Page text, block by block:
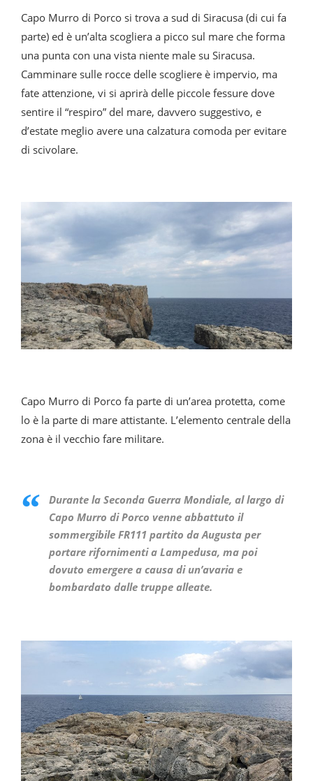
Capo Murro di Porco si trova a sud di Siracusa (di cui fa
parte) ed è un’alta scogliera a picco sul mare che forma
una punta con una vista niente male su Siracusa.
Camminare sulle rocce delle scogliere è impervio, ma
fate attenzione, vi si aprirà delle piccole fessure dove
sentire il “respiro” del mare, davvero suggestivo, e
d’estate meglio avere una calzatura comoda per evitare
di scivolare.
Capo Murro di Porco fa parte di un’area protetta, come
lo è la parte di mare attistante. L’elemento centrale della
zona è il vecchio fare militare.
Durante la Seconda Guerra Mondiale, al largo di
Capo Murro di Porco venne abbattuto il
sommergibile FR111 partito da Augusta per
portare rifornimenti a Lampedusa, ma poi
dovuto emergere a causa di un’avaria e
bombardato dalle truppe alleate.